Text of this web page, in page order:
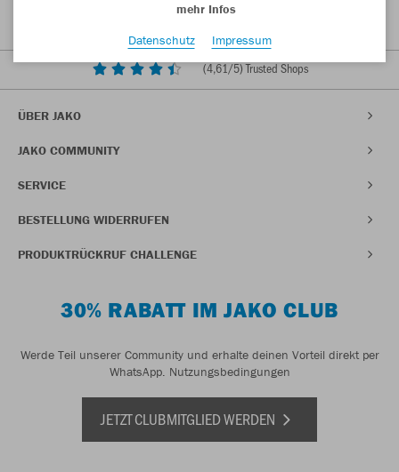
(4,61/5) Trusted Shops
ÜBER JAKO
JAKO COMMUNITY
SERVICE
BESTELLUNG WIDERRUFEN
PRODUKTRÜCKRUF CHALLENGE
30% RABATT IM JAKO CLUB
Werde Teil unserer Community und erhalte deinen Vorteil direkt per
WhatsApp. Nutzungsbedingungen
JETZT CLUBMITGLIED WERDEN
mehr Infos
Datenschutz
Impressum